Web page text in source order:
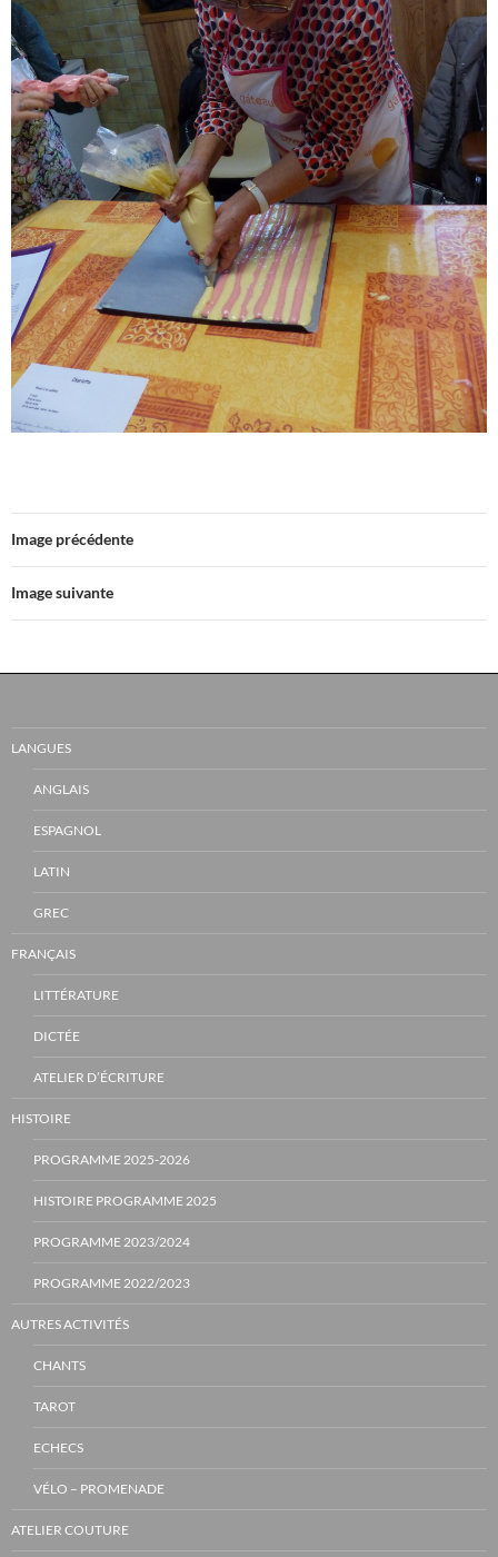
Image précédente
Image suivante
LANGUES
ANGLAIS
ESPAGNOL
LATIN
GREC
FRANÇAIS
LITTÉRATURE
DICTÉE
ATELIER D’ÉCRITURE
HISTOIRE
PROGRAMME 2025-2026
HISTOIRE PROGRAMME 2025
PROGRAMME 2023/2024
PROGRAMME 2022/2023
AUTRES ACTIVITÉS
CHANTS
TAROT
ECHECS
VÉLO – PROMENADE
ATELIER COUTURE